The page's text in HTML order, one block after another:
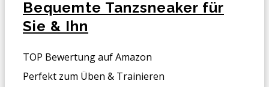
Bequemte Tanzsneaker für
Sie & Ihn
TOP Bewertung auf Amazon
Perfekt zum Üben & Trainieren